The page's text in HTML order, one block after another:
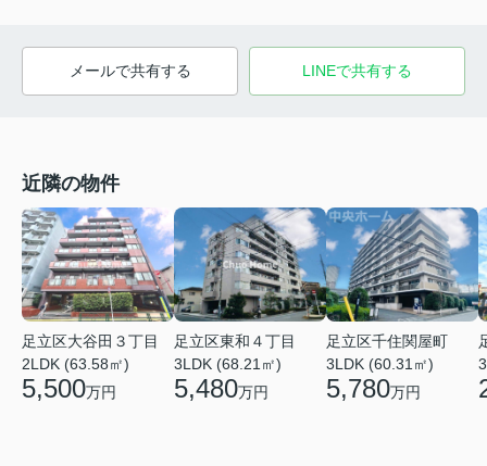
メールで共有する LINEで共有する
近隣の物件
足立区大谷田３丁目
2LDK (63.58㎡)
5,500万円
足立区東和４丁目
3LDK (68.21㎡)
5,480万円
足立区千住関屋町
3LDK (60.31㎡)
5,780万円